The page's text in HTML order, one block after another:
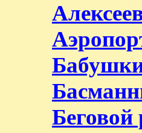
Беговой